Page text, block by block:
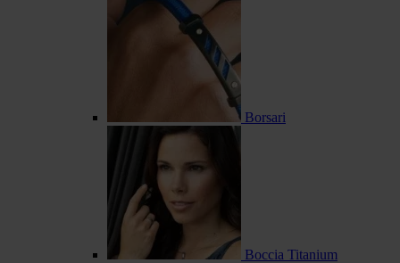
Borsari
Boccia Titanium